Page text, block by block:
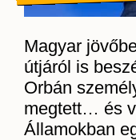
Magyar
útjáról is
Orbán
megtett… és
Államokban